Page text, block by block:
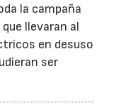
la campaña
llevaran al
en desuso
ser